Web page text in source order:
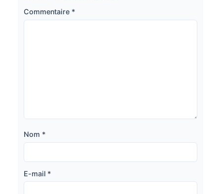
Commentaire *
Nom *
E-mail *